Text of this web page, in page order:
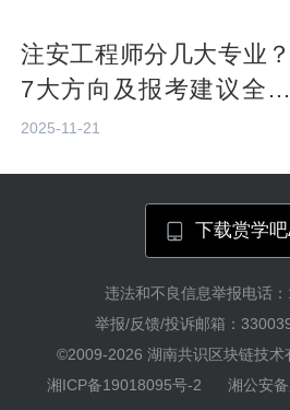
注安工程师分几大专业？
7大方向及报考建议全解
析
2025-11-21
下载赏学
违法和不良信息举报电话
举报/反馈/投诉邮箱：
©2009-2026 湖南共识区块链技术
湘ICP备19018095号-2
湘公安